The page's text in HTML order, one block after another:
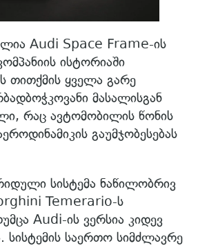
Audi Space Frame-ის
ისტორიაში
თითქმის ყველა გარე
მასალისგან
რაც ავტომობილის წონის
გაუმჯობესებას
სისტემა ნაწილობრივ
Temerario-ს
Audi-ის ვერსია კიდევ
საერთო სიმძლავრე